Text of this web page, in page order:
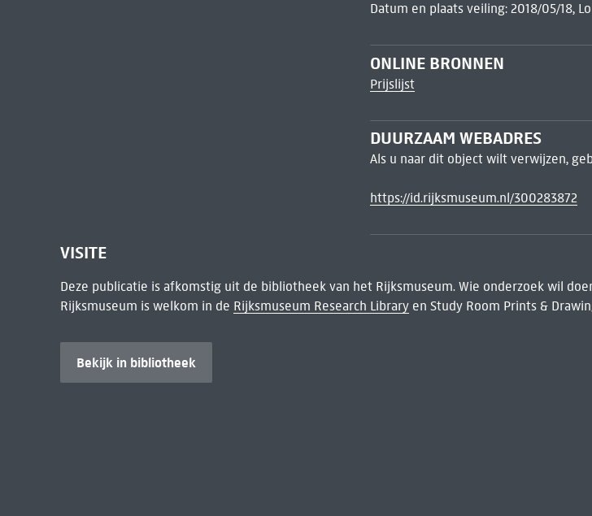
Datum en plaats veiling: 2018/05/18,
ONLINE BRONNEN
Prijslijst
DUURZAAM WEBADRES
Als u naar dit object wilt verwijzen,
https://id.rijksmuseum.nl/300283872
VISITE
Deze publicatie is afkomstig uit de bibliotheek van het Rijksmuseum. Wie onderzoek wil
Rijksmuseum is welkom in de Rijksmuseum Research Libraryen Study Room Prints &
Bekijk in bibliotheek